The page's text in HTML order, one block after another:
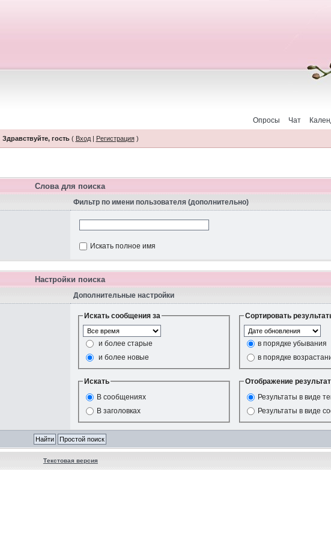
Чат
Опросы
Здравствуйте, гость( Вход| Регистрация)
Слова для поиска
Фильтр по имени пользователя (дополнительно)
Искать полное имя
Настройки поиска
Дополнительные настройки
Искать сообщения за
и более старые
и более новые
Сортировать
в порядке убывания
в порядке
Искать
В сообщениях
В заголовках
Отображение
Результаты в виде
Результаты в виде
Текстовая версия